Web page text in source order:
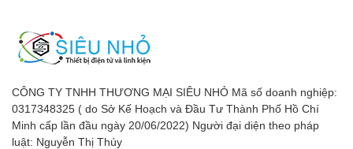
CÔNG TY TNHH THƯƠNG MẠI SIÊU NHỎ Mã số doanh nghiệp:
0317348325 ( do Sở Kế Hoạch và Đầu Tư Thành Phố Hồ Chí
Minh cấp lần đầu ngày 20/06/2022) Người đại diện theo pháp
luật: Nguyễn Thị Thúy